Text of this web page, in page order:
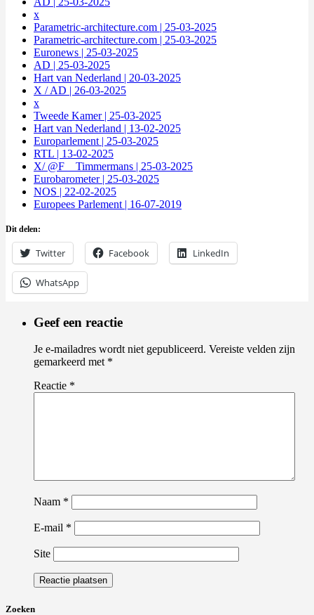
x
Parametric-architecture.com | 25-03-2025
Parametric-architecture.com | 25-03-2025
Euronews | 25-03-2025
AD | 25-03-2025
Hart van Nederland | 20-03-2025
X / AD | 26-03-2025
x
Tweede Kamer | 25-03-2025
Hart van Nederland | 13-02-2025
Europarlement | 25-03-2025
RTL | 13-02-2025
X/ @F__Timmermans | 25-03-2025
Eurobarometer | 25-03-2025
NOS | 22-02-2025
Europees Parlement | 16-07-2019
Dit delen:
Twitter Facebook LinkedIn
WhatsApp
Geef een reactie
Je e-mailadres wordt niet gepubliceerd. Vereiste velden zijn
gemarkeerd met *
Reactie *
Naam *
E-mail *
Site
Zoeken